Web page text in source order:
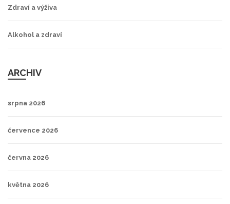
Zdraví a výživa
Alkohol a zdraví
ARCHIV
srpna 2026
července 2026
června 2026
května 2026